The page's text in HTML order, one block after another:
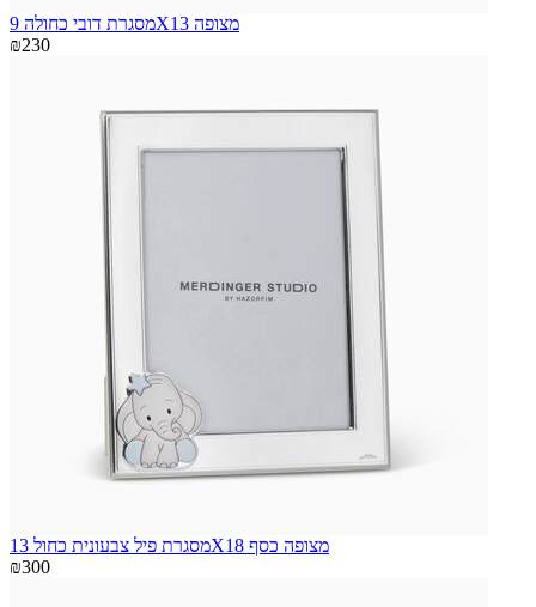
מסגרת דובי כחולה 9X13 מצופה
₪230
מסגרת פיל צבעונית כחול 13X18 מצופה כסף
₪300